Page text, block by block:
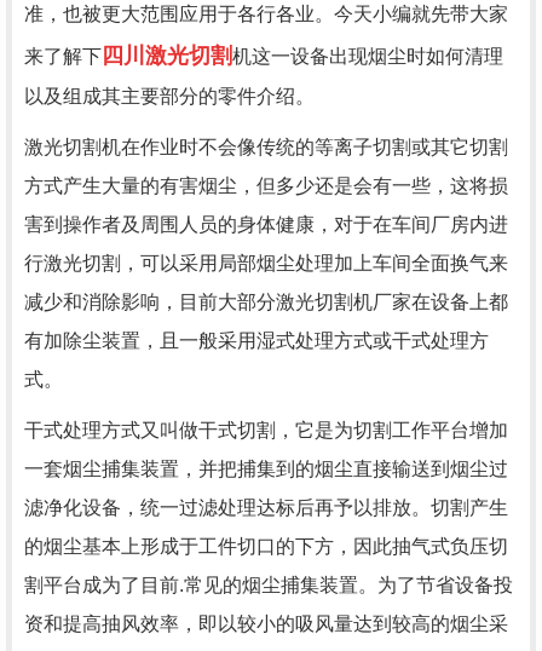
准，也被更大范围应用于各行各业。今天小编就先带大家
来了解下 四川激光切割机这一设备出现烟尘时如何清理
以 及组成其主要部分的零件介绍。
激光切割机在作业时不会像传统的等离子切割或其它切割
方式产生大量的有害烟尘，但多少还是会有一些，这将损
害到操作者及周围人员的身体健康，对于在车间厂房内进
行激光切割，可以采用局部烟尘处理加上车间全面换气来
减少和消除影响，目前大部分激光切割机厂家在设备上都
有加除尘装置，且一般采用湿式处理方式或干式处理方
式。
干式处理方式又叫做干式切割，它是为切割工作平台增加
一套烟尘捕集装置，并把捕集到的烟尘直接输送到烟尘过
滤净化设备，统一过滤处理达标后再予以排放。切割产生
的烟尘基本上形成于工件切口的下方，因此抽气式负压切
割平台成为了目前.常见的烟尘捕集装置。为了节省设备投
资和提高抽风效率，即以较小的吸风量达到较高的烟尘采